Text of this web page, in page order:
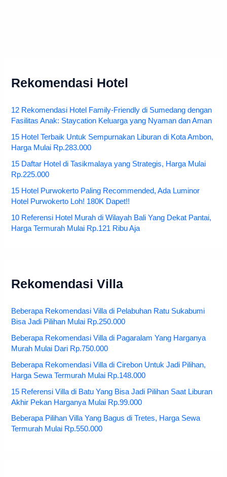
Rekomendasi Hotel
12 Rekomendasi Hotel Family-Friendly di Sumedang dengan
Fasilitas Anak: Staycation Keluarga yang Nyaman dan Aman
15 Hotel Terbaik Untuk Sempurnakan Liburan di Kota Ambon,
Harga Mulai Rp.283.000
15 Daftar Hotel di Tasikmalaya yang Strategis, Harga Mulai
Rp.225.000
15 Hotel Purwokerto Paling Recommended, Ada Luminor
Hotel Purwokerto Loh! 180K Dapet!!
10 Referensi Hotel Murah di Wilayah Bali Yang Dekat Pantai,
Harga Termurah Mulai Rp.121 Ribu Aja
Rekomendasi Villa
Beberapa Rekomendasi Villa di Pelabuhan Ratu Sukabumi
Bisa Jadi Pilihan Mulai Rp.250.000
Beberapa Rekomendasi Villa di Pagaralam Yang Harganya
Murah Mulai Dari Rp.750.000
Beberapa Rekomendasi Villa di Cirebon Untuk Jadi Pilihan,
Harga Sewa Termurah Mulai Rp.148.000
15 Referensi Villa di Batu Yang Bisa Jadi Pilihan Saat Liburan
Akhir Pekan Harganya Mulai Rp.99.000
Beberapa Pilihan Villa Yang Bagus di Tretes, Harga Sewa
Termurah Mulai Rp.550.000